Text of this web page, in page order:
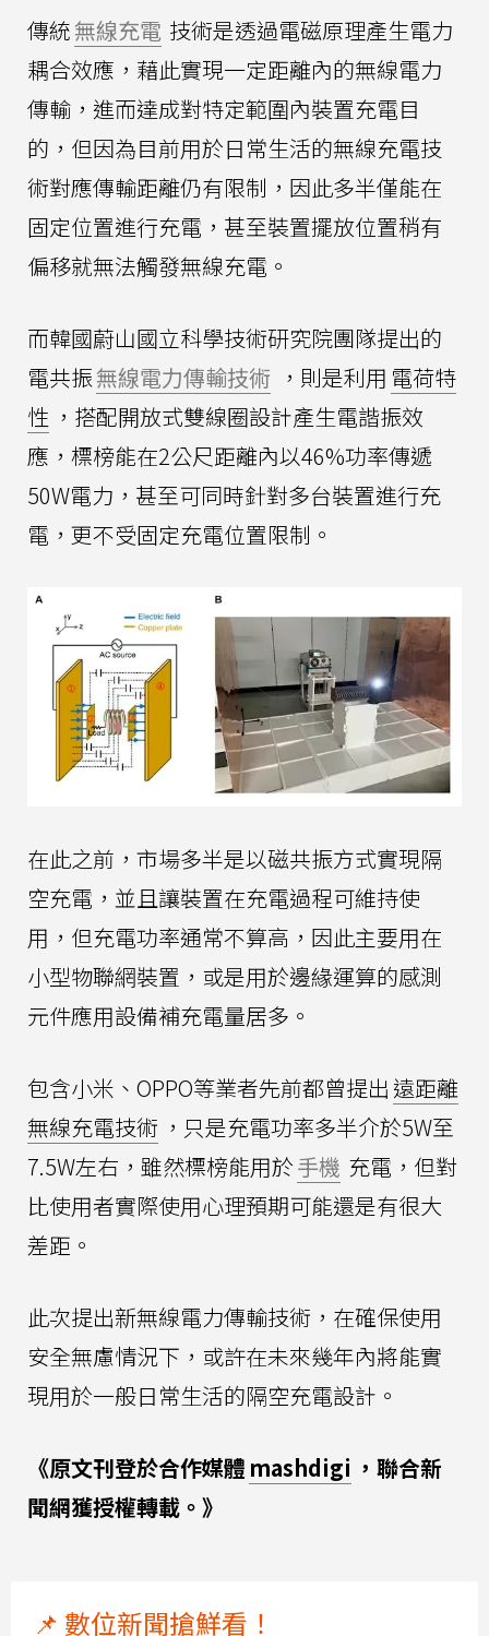
傳統無線充電 技術是透過電磁原理產生電力
耦合效應，藉此實現一定距離內的無線電力
傳輸，進而達成對特定範圍內裝置充電目
的，但因為目前用於日常生活的無線充電技
術對應傳輸距離仍有限制，因此多半僅能在
固定位置進行充電，甚至裝置擺放位置稍有
偏移就無法觸發無線充電。
而韓國蔚山國立科學技術研究院團隊提出的
電共振無線電力傳輸技術 ，則是利用 電荷特
性 ，搭配開放式雙線圈設計產生電諧振效
應，標榜能在2公尺距離內以46%功率傳遞
50W電力，甚至可同時針對多台裝置進行充
電，更不受固定充電位置限制。
在此之前，市場多半是以磁共振方式實現隔
空充電，並且讓裝置在充電過程可維持使
用，但充電功率通常不算高，因此主要用在
小型物聯網裝置，或是用於邊緣運算的感測
元件應用設備補充電量居多。
包含小米、OPPO等業者先前都曾提出 遠距離
無線充電技術 ，只是充電功率多半介於5W至
7.5W左右，雖然標榜能用於手機 充電，但對
比使用者實際使用心理預期可能還是有很大
差距。
此次提出新無線電力傳輸技術，在確保使用
安全無慮情況下，或許在未來幾年內將能實
現用於一般日常生活的隔空充電設計。
《原文刊登於合作媒體 mashdigi ，聯合新
聞網獲授權轉載。》
📌 數位新聞搶鮮看！